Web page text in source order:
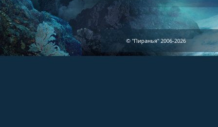
© "Пиранья" 2006-2026